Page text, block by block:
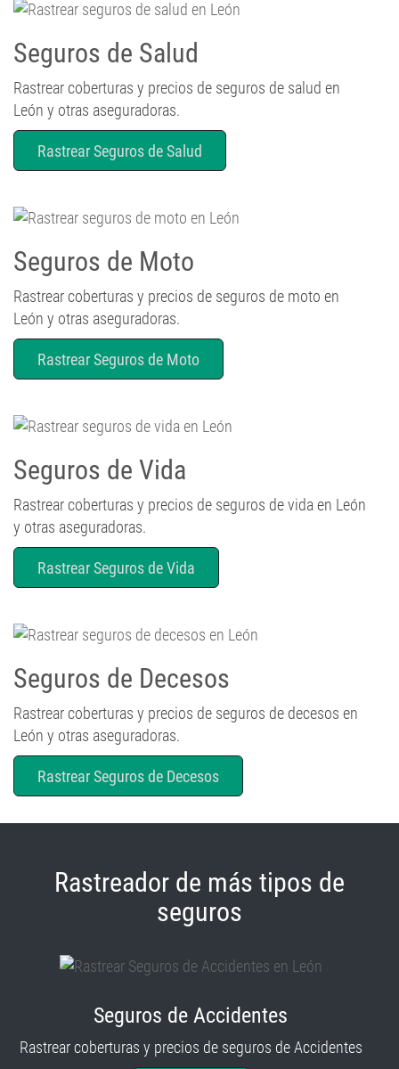
Seguros de Salud
Rastrear coberturas y precios de seguros de salud en
León y otras aseguradoras.
Rastrear Seguros de Salud
Seguros de Moto
Rastrear coberturas y precios de seguros de moto en
León y otras aseguradoras.
Rastrear Seguros de Moto
Seguros de Vida
Rastrear coberturas y precios de seguros de vida en León
y otras aseguradoras.
Rastrear Seguros de Vida
Seguros de Decesos
Rastrear coberturas y precios de seguros de decesos en
León y otras aseguradoras.
Rastrear Seguros de Decesos
seguros
Rastrear coberturas y precios de seguros de Accidentes
RASTREAR